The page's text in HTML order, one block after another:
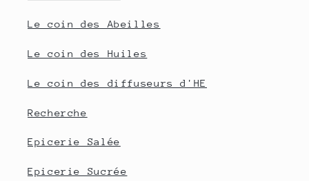
Le coin des Abeilles
Le coin des Huiles
Le coin des diffuseurs d'HE
Recherche
Epicerie Salée
Epicerie Sucrée